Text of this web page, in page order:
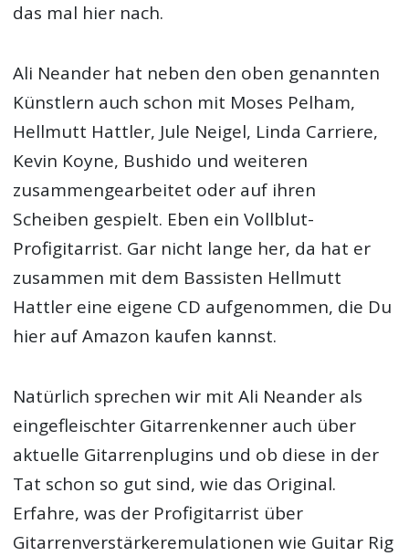
das mal hier nach.
Ali Neander hat neben den oben genannten
Künstlern auch schon mit Moses Pelham,
Hellmutt Hattler, Jule Neigel, Linda Carriere,
Kevin Koyne, Bushido und weiteren
zusammengearbeitet oder auf ihren
Scheiben gespielt. Eben ein Vollblut-
Profigitarrist. Gar nicht lange her, da hat er
zusammen mit dem Bassisten Hellmutt
Hattler eine eigene CD aufgenommen, die Du
hier auf Amazon kaufen kannst.
Natürlich sprechen wir mit Ali Neander als
eingefleischter Gitarrenkenner auch über
aktuelle Gitarrenplugins und ob diese in der
Tat schon so gut sind, wie das Original.
Erfahre, was der Profigitarrist über
Gitarrenverstärkeremulationen wie Guitar Rig